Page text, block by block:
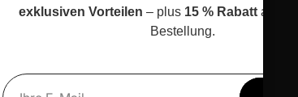
Geschenkkarte
UNTERNEHMENSHINWEISE
exklusiven Vorteilen – plus 15 % Rabatt auf
Bestellung.